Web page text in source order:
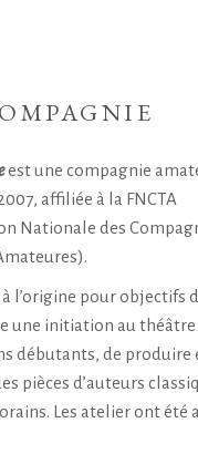
est une compagnie
affiliée à la FNCTA
Nationale des
l’origine pour objectifs
une initiation au théâtre
débutants, de produire
pièces d’auteurs
Les atelier ont été